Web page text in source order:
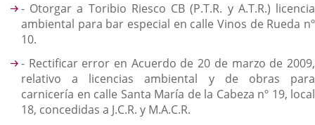
- Otorgar a Toribio Riesco CB (P.T.R. y A.T.R.) licencia
ambiental para bar especial en calle Vinos de Rueda nº
10.
- Rectificar error en Acuerdo de 20 de marzo de 2009,
relativo a licencias ambiental y de obras para
carnicería en calle Santa María de la Cabeza nº 19, local
18, concedidas a J.C.R. y M.A.C.R.